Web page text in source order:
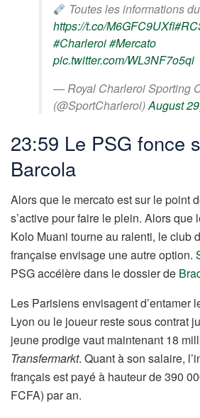
Toutes les informations
https://t.co/M6GFC9UXfl
#Charleroi#Mercato
pic.twitter.com/WL3NF7o5qi
— Royal Charleroi Sporting
(@SportCharleroi)August
23:59 Le PSG fonce
Barcola
Alors que le mercato est sur le point
s’active pour faire le plein. Alors que
Kolo Muani tourne au ralenti, le club
française envisage une autre option.
PSG accélère dans le dossier de
Les Parisiens envisagent d’entamer
Lyon ou le joueur reste sous contrat
jeune prodige vaut maintenant 18
Transfermarkt. Quant à son salaire,
français est payé à hauteur de 390
FCFA) par an.